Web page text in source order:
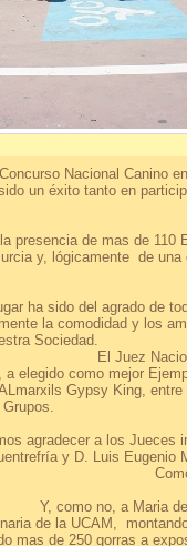
Nacional Canino
un éxito tanto en
de mas de 110
y, lógicamente de una
ha sido del agrado de
la comodidad y los
de
elegido como mejor
Gypsy King, entre
del resto de
agradecer a los Jueces
Fuentrefría y D.
al
José y
de los
de la UCAM,
mas de 250 gorras a